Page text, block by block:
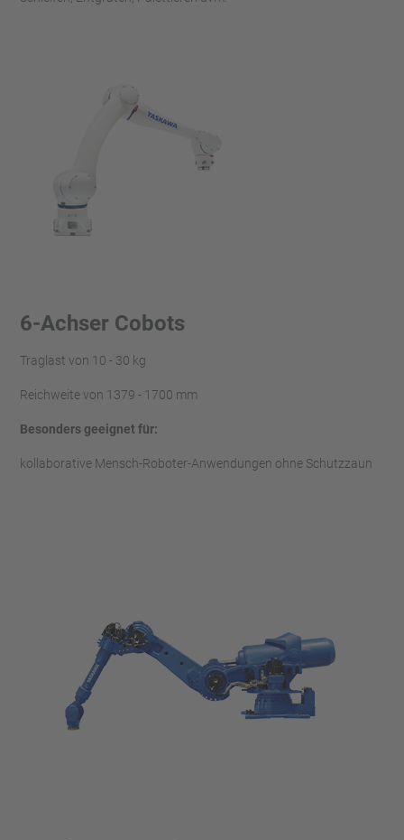
6-Achser Cobots
Traglast von 10 - 30 kg
Reichweite von 1379 - 1700 mm
Besonders geeignet für:
kollaborative Mensch-Roboter-Anwendungen ohne Schutzzaun